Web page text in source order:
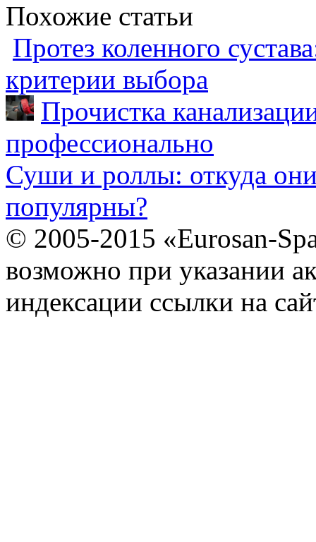
Похожие статьи
Протез коленного
критерии выбора
Прочистка
профессионально
Суши и роллы: откуда
популярны?
© 2005-2015 «Eurosan-
возможно при указании
индексации ссылки на